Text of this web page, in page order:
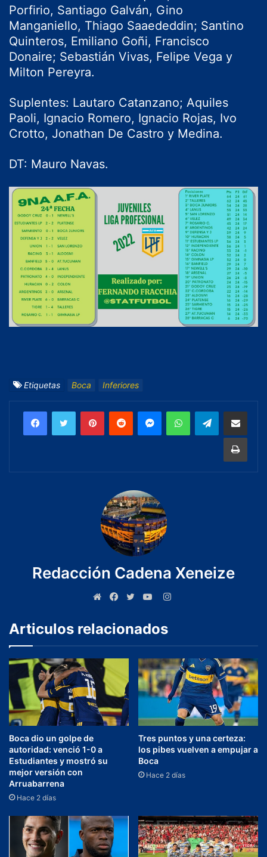
Porfirio, Santiago Galván, Gino
Manganiello, Thiago Saaededdin; Santino
Quinteros, Emiliano Goñi, Francisco
Donaire; Sebastián Vivas, Felipe Vega y
Milton Pereyra.
Suplentes: Lautaro Catanzano; Aquiles
Paoli, Ignacio Romero, Ignacio Rojas, Ivo
Crotto, Jonathan De Castro y Medina.
DT: Mauro Navas.
Etiquetas Boca Inferiores
Redacción Cadena Xeneize
Articulos relacionados
Boca dio un golpe de
autoridad: venció 1-0 a
Estudiantes y mostró su
mejor versión con
Arruabarrena
Hace 2 días
Tres puntos y una certeza:
los pibes vuelven a empujar a
Boca
Hace 2 días